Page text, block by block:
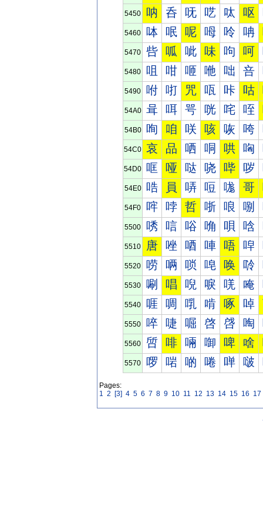
5450 呐 呑 呒 呓 呔 呕
5460 呠 呡 呢 呣 呤 呥
5470 呰 呱 呲 味 呴 呵
5480 咀 咁 咂 咃 咄 咅
5490 咐 咑 咒 咓 咔 咕
54A0 咠 咡 咢 咣 咤 咥
54B0 咰 咱 咲 咳 咴 咵
54C0 哀 品 哂 哃 哄 哅
54D0 哐 哑 哒 哓 哔 哕
54E0 哠 員 哢 哣 哤 哥
54F0 哰 哱 哲 哳 哴 哵
5500 唀 唁 唂 唃 唄 唅
5510 唐 唑 唒 唓 唔 唕
5520 唠 唡 唢 唣 唤 唥
5530 唰 唱 唲 唳 唴 唵
5540 啀 啁 啂 啃 啄 啅
5550 啐 啑 啒 啓 啔 啕
5560 啠 啡 啢 啣 啤 啥
5570 啰 啱 啲 啳 啴 啵
Pages:
1 2 [3] 4 5 6 7 8 9 10 11 12 13 14 15 16 17